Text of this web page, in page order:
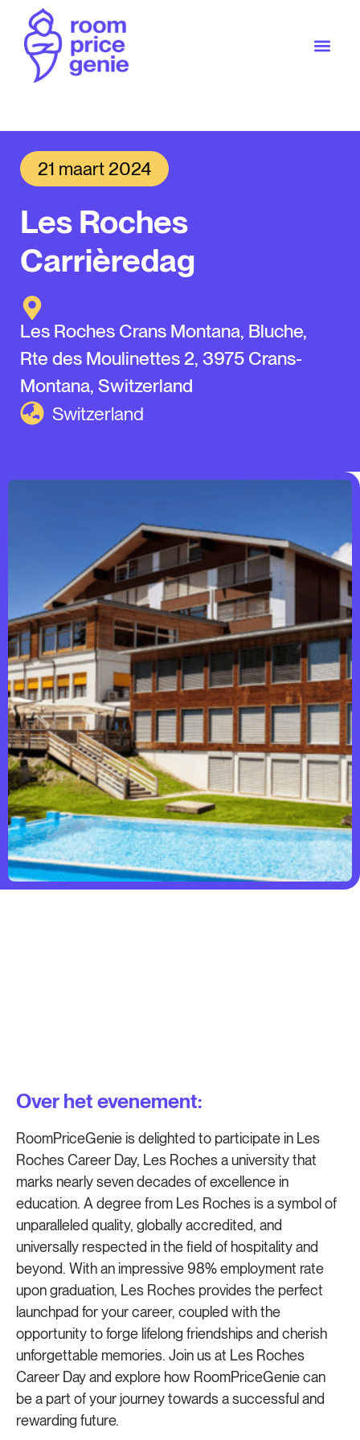
21 maart 2024
Les Roches
Carrièredag
Les Roches Crans Montana, Bluche,
Rte des Moulinettes 2, 3975 Crans-
Montana, Switzerland
Switzerland
Over het evenement:
RoomPriceGenie is delighted to participate in Les
Roches Career Day, Les Roches a university that
marks nearly seven decades of excellence in
education. A degree from Les Roches is a symbol of
unparalleled quality, globally accredited, and
universally respected in the field of hospitality and
beyond. With an impressive 98% employment rate
upon graduation, Les Roches provides the perfect
launchpad for your career, coupled with the
opportunity to forge lifelong friendships and cherish
unforgettable memories. Join us at Les Roches
Career Day and explore how RoomPriceGenie can
be a part of your journey towards a successful and
rewarding future.